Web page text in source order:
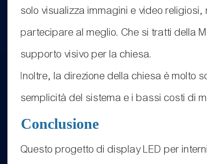
solo visualizza immagini e video
partecipare al meglio. Che si tratti della
supporto visivo per la chiesa.
Inoltre, la direzione della chiesa è molto
semplicità del sistema e i bassi costi di
Conclusione
Questo progetto di display LED per